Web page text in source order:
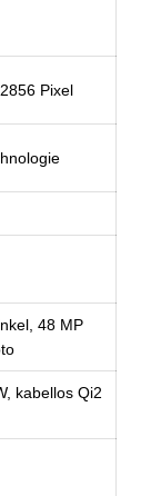
Pixel
48 MP
kabellos Qi2